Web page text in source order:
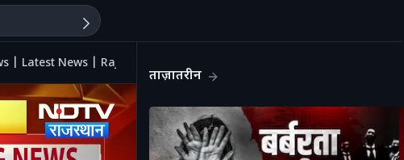
| Latest News | Rajasthan Politics
ताज़ातरीन